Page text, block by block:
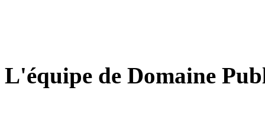
L'équipe de Domaine